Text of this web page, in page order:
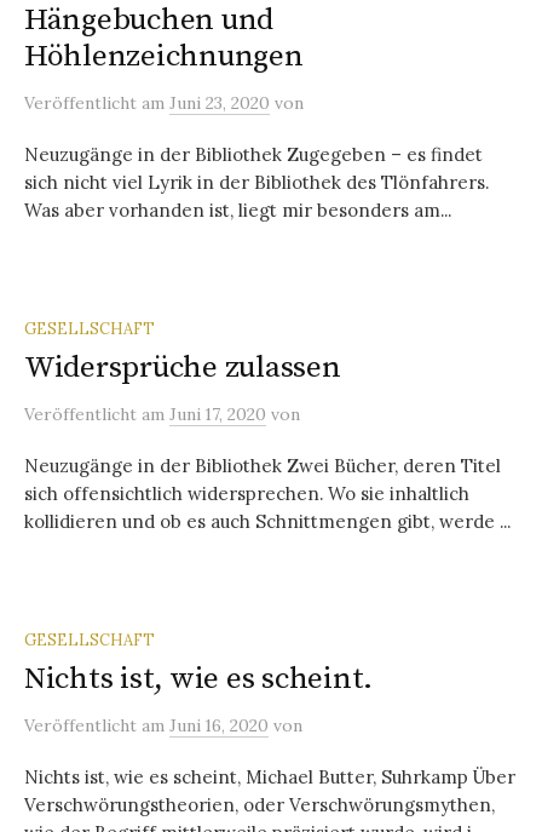
Hängebuchen und
Höhlenzeichnungen
Veröffentlicht am Juni 23, 2020 von
Neuzugänge in der Bibliothek Zugegeben – es findet
sich nicht viel Lyrik in der Bibliothek des Tlönfahrers.
Was aber vorhanden ist, liegt mir besonders am...
GESELLSCHAFT
Widersprüche zulassen
Veröffentlicht am Juni 17, 2020 von
Neuzugänge in der Bibliothek Zwei Bücher, deren Titel
sich offensichtlich widersprechen. Wo sie inhaltlich
kollidieren und ob es auch Schnittmengen gibt, werde ...
GESELLSCHAFT
Nichts ist, wie es scheint.
Veröffentlicht am Juni 16, 2020 von
Nichts ist, wie es scheint, Michael Butter, Suhrkamp Über
Verschwörungstheorien, oder Verschwörungsmythen,